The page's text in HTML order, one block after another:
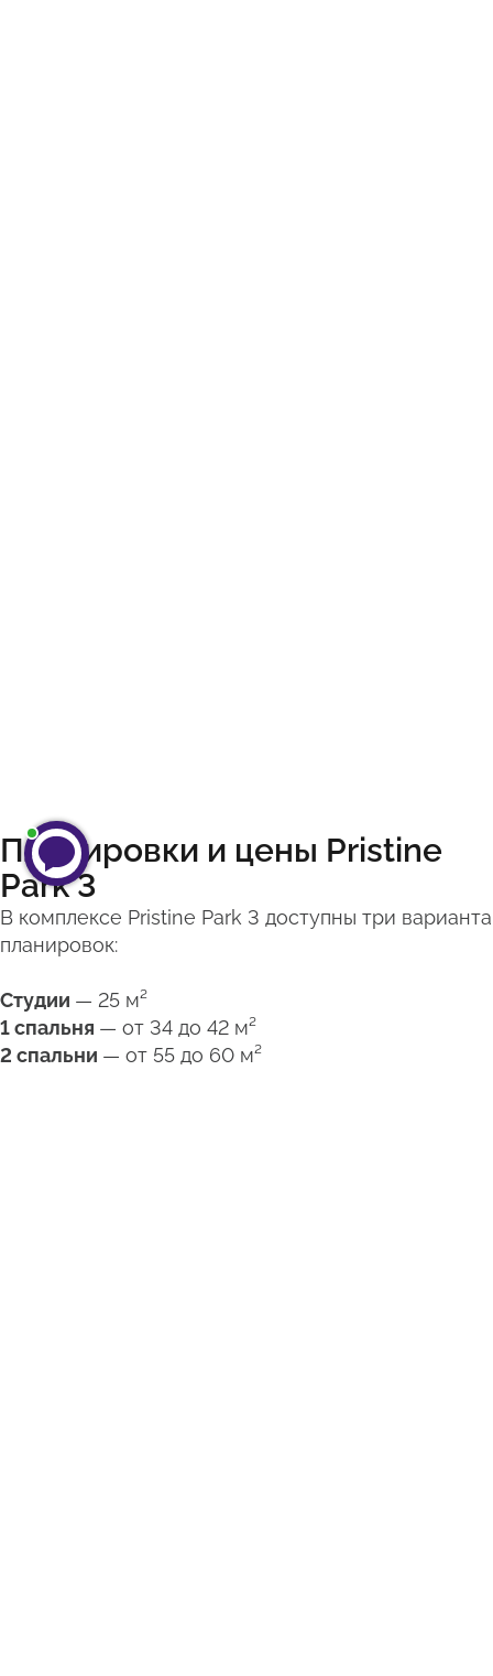
Планировки и цены Pristine
Park 3
В комплексе Pristine Park 3 доступны три варианта
планировок:
Студии — 25 м²
1 спальня — от 34 до 42 м²
2 спальни — от 55 до 60 м²